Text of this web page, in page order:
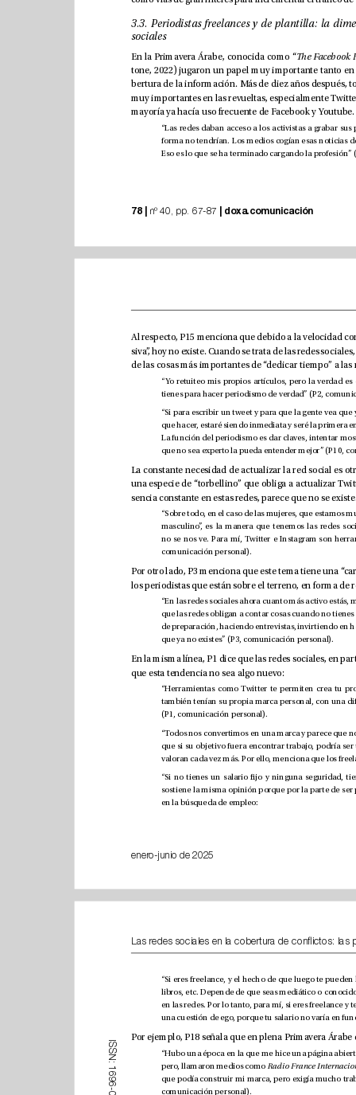
doxa.comunicación
sociales
En la Primavera Árabe, conocida como “
enero-junio de 2025
comunicación personal).
que ya no existes” (P3, comunicación personal).
que esta tendencia no sea algo nuevo:
(P1, comunicación personal).
en la búsqueda de empleo:
I
S
S
N
:
1
6
9
6
-
0 comunicación personal).